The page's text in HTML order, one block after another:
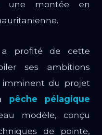
une montée en
a profité de cette
ses ambitions
du projet
pêche pélagique
modèle, conçu
de pointe,